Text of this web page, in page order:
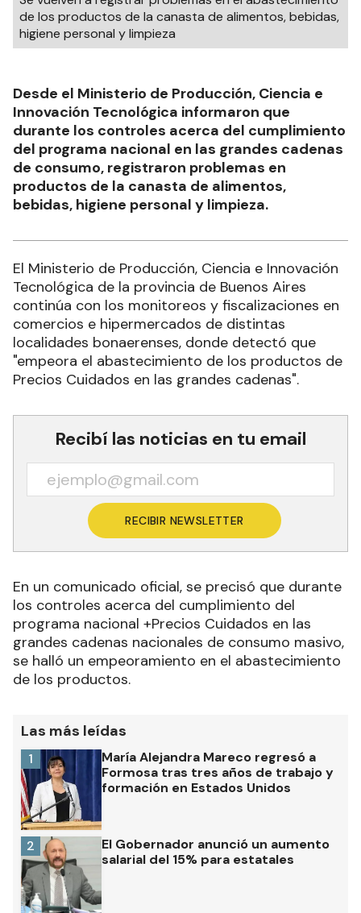
de los productos de la canasta de alimentos, bebidas,
higiene personal y limpieza
Desde el Ministerio de Producción, Ciencia e
Innovación Tecnológica informaron que
durante los controles acerca del cumplimiento
del programa nacional en las grandes cadenas
de consumo, registraron problemas en
productos de la canasta de alimentos,
bebidas, higiene personal y limpieza.
El Ministerio de Producción, Ciencia e Innovación
Tecnológica de la provincia de Buenos Aires
continúa con los monitoreos y fiscalizaciones en
comercios e hipermercados de distintas
localidades bonaerenses, donde detectó que
"empeora el abastecimiento de los productos de
Precios Cuidados en las grandes cadenas".
Recibí las noticias en tu email
RECIBIR NEWSLETTER
En un comunicado oficial, se precisó que durante
los controles acerca del cumplimiento del
programa nacional +Precios Cuidados en las
grandes cadenas nacionales de consumo masivo,
se halló un empeoramiento en el abastecimiento
de los productos.
Las más leídas
María Alejandra Mareco regresó a
Formosa tras tres años de trabajo y
formación en Estados Unidos
1
El Gobernador anunció un aumento
salarial del 15% para estatales
2